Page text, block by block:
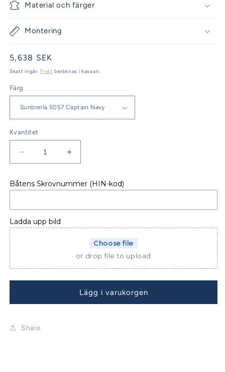
Material och färger
Montering
Ordinarie
pris
5,638 SEK
Skatt ingår. Frakt beräknas i kassan.
Färg
Kvantitet
Minska
kvantitet
SKYDD
FLYBRIDGE
MERRY
FISHER
Öka
kvantitet
SKYDD
FLYBRIDGE
FISHER
Båtens Skrovnummer (HIN-kod)
Ladda upp bild
Choose file
or drop file to upload
Lägg i varukorgen
Share